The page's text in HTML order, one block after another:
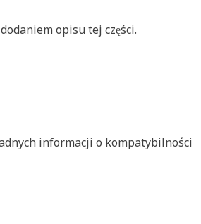
opisu tej części.
informacji o kompatybilności